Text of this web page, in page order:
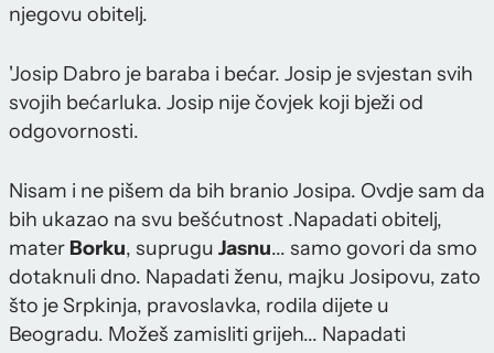
njegovu obitelj.
'Josip Dabro je baraba i bećar. Josip je svjestan svih
svojih bećarluka. Josip nije čovjek koji bježi od
odgovornosti.
Nisam i ne pišem da bih branio Josipa. Ovdje sam da
bih ukazao na svu bešćutnost .Napadati obitelj,
mater Borku, suprugu Jasnu... samo govori da smo
dotaknuli dno. Napadati ženu, majku Josipovu, zato
što je Srpkinja, pravoslavka, rodila dijete u
Beogradu. Možeš zamisliti grijeh... Napadati